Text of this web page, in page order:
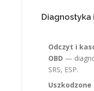
Odczyt i
OBD —
SRS, ESP.
Uszkodzone